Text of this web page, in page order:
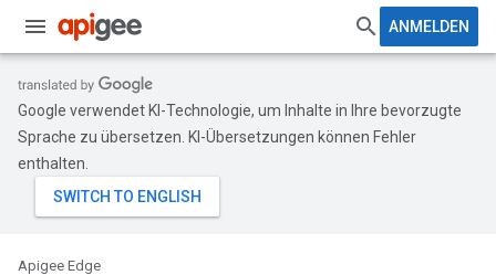
ANMELDEN
Google verwendet KI-Technologie, um Inhalte in Ihre bevorzugte
Sprache zu übersetzen. KI-Übersetzungen können Fehler
enthalten.
Apigee Edge